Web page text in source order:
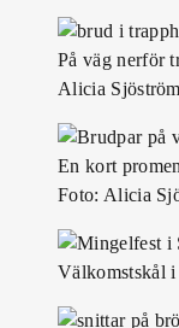
På väg nerför
Alicia Sjöström
En kort
Foto: Alicia
Välkomstskål